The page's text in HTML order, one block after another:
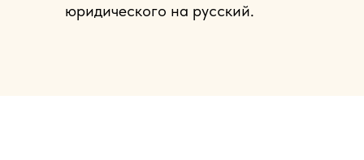
юридического на русский.